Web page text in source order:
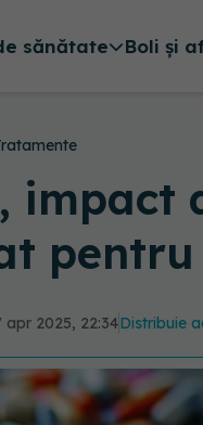
sănătate Boli și
impact
apr 2025, 22:34Distribuie